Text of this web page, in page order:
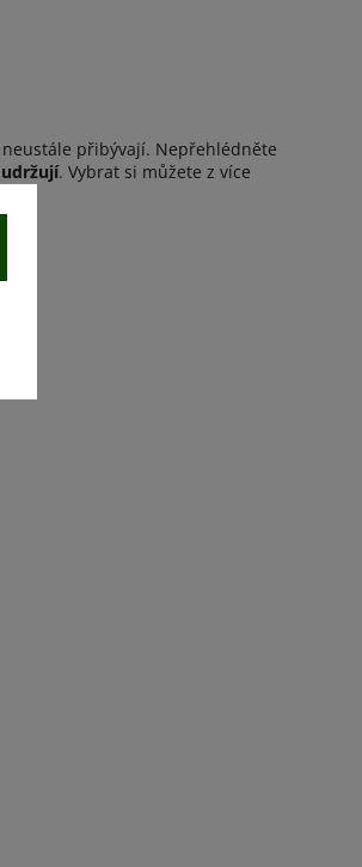
přibývají. Nepřehlédněte
. Vybrat si můžete z více